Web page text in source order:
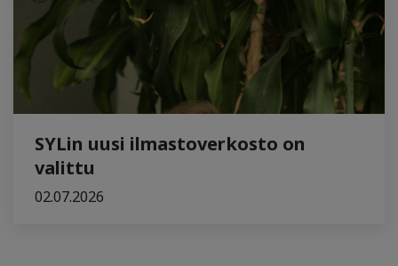
SYLin uusi ilmastoverkosto on
valittu
02.07.2026